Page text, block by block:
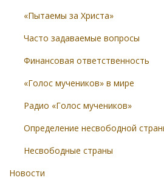
«Пытаемы за Христа»
Часто задаваемые вопросы
Финансовая ответственность
«Голос мучеников» в мире
Радио «Голос мучеников»
Определение несвободной
Несвободные страны
Новости